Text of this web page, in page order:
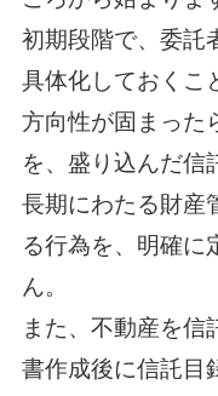
初期段階で、委託
具体化しておくこ
方向性が固まった
を、盛り込んだ信
長期にわたる財産
る行為を、明確に
ん。
また、不動産を信
書作成後に信託目